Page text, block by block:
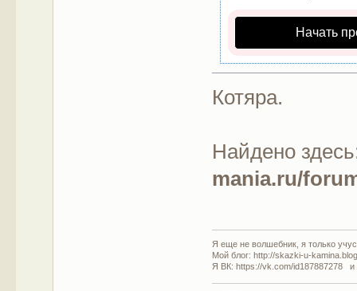
Начать
Котяра.
Найдено
mania.ru/
Я еще не волшебник, я только
Мой блог: http://skazki-u-
Я ВК: https://vk.com/id187887278 и